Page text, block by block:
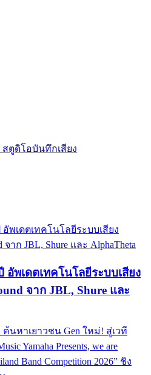
สตูดิโอบันทึกเสียง
อัพเดตเทคโนโลยีระบบเสียง
จาก JBL, Shure และ